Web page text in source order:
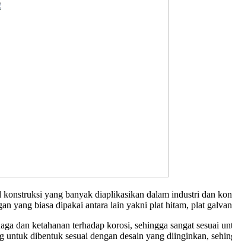
konstruksi yang banyak diaplikasikan dalam industri dan
yang biasa dipakai antara lain yakni plat hitam, plat
dan ketahanan terhadap korosi, sehingga sangat
dibentuk sesuai dengan desain yang diinginkan,